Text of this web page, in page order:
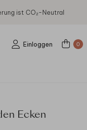
ist CO₂-Neutral
Einloggen 0
Ecken